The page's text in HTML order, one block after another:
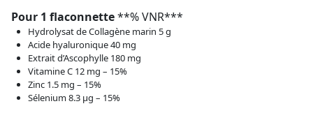
Pour 1 flaconnette**% VNR***
Hydrolysat de Collagène marin 5 g
Acide hyaluronique 40 mg
Extrait d’Ascophylle 180 mg
Vitamine C 12 mg – 15%
Zinc 1.5 mg – 15%
Sélenium 8.3 µg – 15%